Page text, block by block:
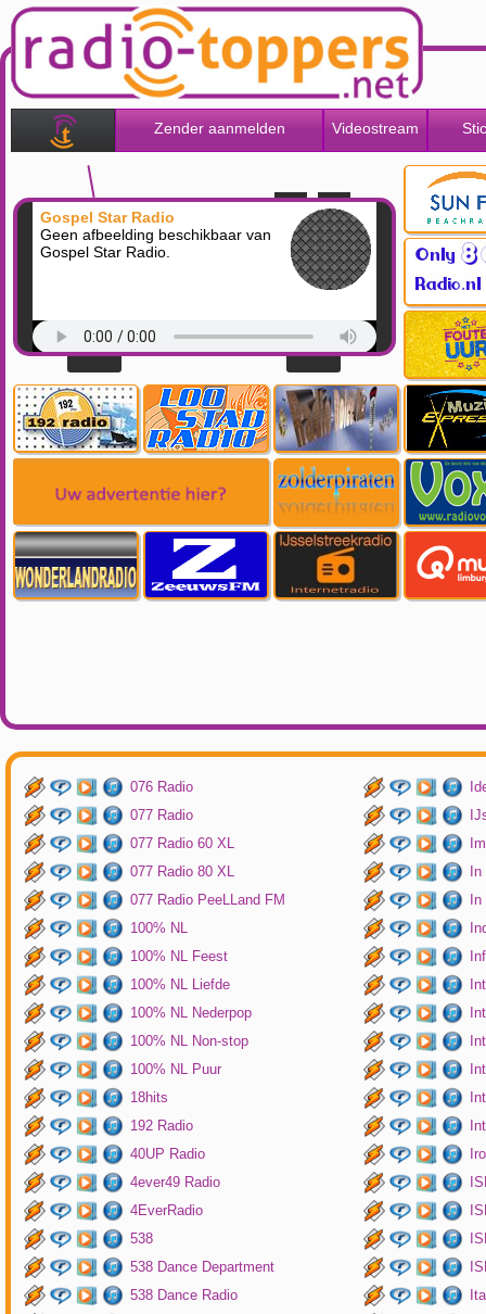
Zender aanmelden Videostream
Gospel Star Radio
Geen afbeelding beschikbaar van
Gospel Star Radio.
076 Radio
077 Radio
077 Radio 60 XL
077 Radio 80 XL
077 Radio PeeLLand FM
100% NL
100% NL Feest
100% NL Liefde
100% NL Nederpop
100% NL Non-stop
100% NL Puur
18hits
192 Radio
40UP Radio
4ever49 Radio
4EverRadio
538
538 Dance Department
538 Dance Radio